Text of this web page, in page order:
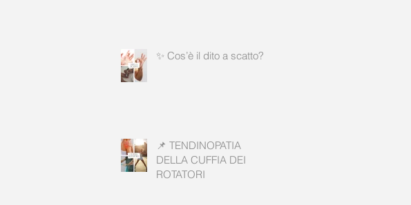
✨ Cos’è il dito a scatto?
📌 TENDINOPATIA
DELLA CUFFIA DEI
ROTATORI